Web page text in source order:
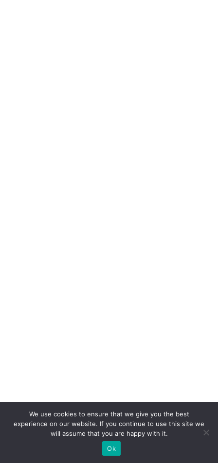
We use cookies to ensure that we give you the best
experience on our website. If you continue to use this site we
will assume that you are happy with it.
Ok